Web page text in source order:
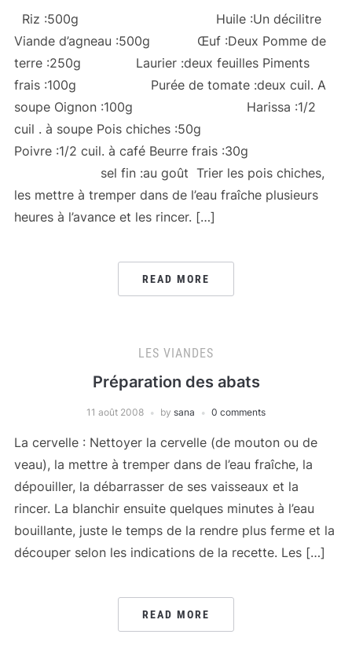
Riz :500g Huile :Un décilitre
Viande d’agneau :500g Œuf :Deux Pomme de
terre :250g Laurier :deux feuilles Piments
frais :100g Purée de tomate :deux cuil. A
soupe Oignon :100g Harissa :1/2
cuil . à soupe Pois chiches :50g
Poivre :1/2 cuil. à café Beurre frais :30g
sel fin :au goût Trier les pois chiches,
les mettre à tremper dans de l’eau fraîche plusieurs
heures à l’avance et les rincer. […]
READ MORE
LES VIANDES
Préparation des abats
11 août 2008 by sana 0 comments
La cervelle : Nettoyer la cervelle (de mouton ou de
veau), la mettre à tremper dans de l’eau fraîche, la
dépouiller, la débarrasser de ses vaisseaux et la
rincer. La blanchir ensuite quelques minutes à l’eau
bouillante, juste le temps de la rendre plus ferme et la
découper selon les indications de la recette. Les […]
READ MORE